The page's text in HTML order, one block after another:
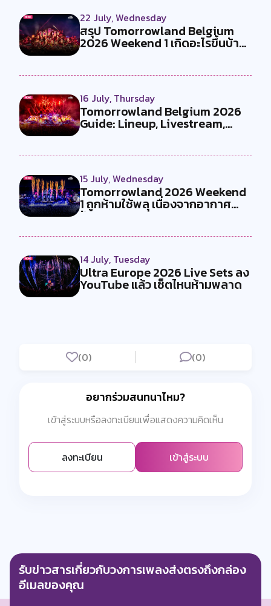
22 July, Wednesday
สรุป Tomorrowland Belgium
2026 Weekend 1 เกิดอะไรขึ้นบ้าง
16 July, Thursday
Tomorrowland Belgium 2026
Guide: Lineup, Livestream,
15 July, Wednesday
Tomorrowland 2026 Weekend
1 ถูกห้ามใช้พลุ เนื่องจากอากาศ
ร้อน...
14 July, Tuesday
Ultra Europe 2026 Live Sets ลง
YouTube แล้ว เซ็ตไหนห้ามพลาด
(0) (0)
อยากร่วมสนทนาไหม?
เข้าสู่ระบบหรือลงทะเบียนเพื่อแสดงความคิดเห็น
ลงทะเบียน เข้าสู่ระบบ
รับข่าวสารเกี่ยวกับวงการเพลงส่งตรงถึงกล่อง
อีเมลของคุณ